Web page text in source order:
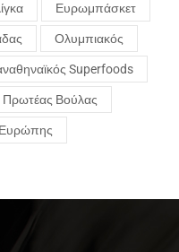
Ευρωμπάσκετ
Ολυμπιακός
Superfoods
Πρωτέας Βούλας